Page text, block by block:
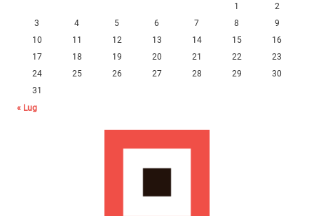
1
2
3
4 5 6 7 8
9
10
11 12 13 14 15
16
17
18 19 20 21 22
23
24
25 26 27 28 29
30
31
« Lug